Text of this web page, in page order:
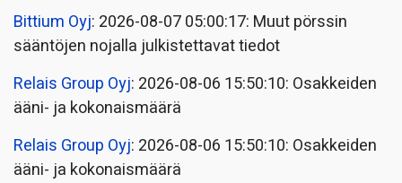
Bittium Oyj: 2026-08-07 05:00:17: Muut pörssin
sääntöjen nojalla julkistettavat tiedot
Relais Group Oyj: 2026-08-06 15:50:10: Osakkeiden
ääni- ja kokonaismäärä
Relais Group Oyj: 2026-08-06 15:50:10: Osakkeiden
ääni- ja kokonaismäärä